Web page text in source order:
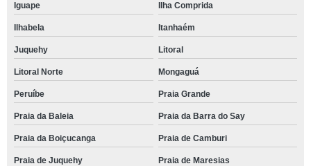
Iguape Ilha Comprida
Ilhabela Itanhaém
Juquehy Litoral
Litoral Norte Mongaguá
Peruíbe Praia Grande
Praia da Baleia Praia da Barra do Say
Praia da Boiçucanga Praia de Camburi
Praia de Juquehy Praia de Maresias